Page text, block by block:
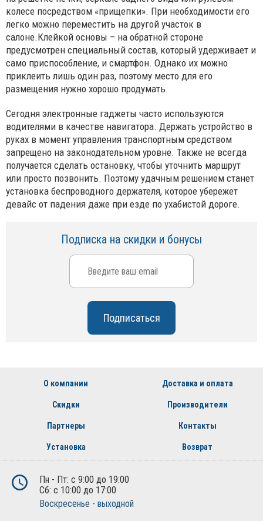
колесе посредством «прищепки». При необходимости его
легко можно переместить на другой участок в
салоне.Клейкой основы – на обратной стороне
предусмотрен специальный состав, который удерживает и
само приспособление, и смартфон. Однако их можно
приклеить лишь один раз, поэтому место для его
размещения нужно хорошо продумать.
Сегодня электронные гаджеты часто используются
водителями в качестве навигатора. Держать устройство в
руках в момент управления транспортным средством
запрещено на законодательном уровне. Также не всегда
получается сделать остановку, чтобы уточнить маршрут
или просто позвонить. Поэтому удачным решением станет
установка беспроводного держателя, которое убережет
девайс от падения даже при езде по ухабистой дороге.
Подписка на скидки и бонусы
О компании Доставка и оплата
Скидки Производители
Партнеры Контакты
Установка Возврат
Пн - Пт: с 9:00 до 19:00
Сб: с 10:00 до 17:00
Воскресенье - выходной